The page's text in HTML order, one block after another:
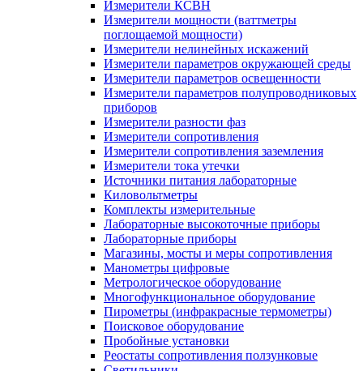
Измерители КСВН
Измерители мощности (ваттметры
поглощаемой мощности)
Измерители нелинейных искажений
Измерители параметров окружающей среды
Измерители параметров освещенности
Измерители параметров полупроводниковых
приборов
Измерители разности фаз
Измерители сопротивления
Измерители сопротивления заземления
Измерители тока утечки
Источники питания лабораторные
Киловольтметры
Комплекты измерительные
Лабораторные высокоточные приборы
Лабораторные приборы
Магазины, мосты и меры сопротивления
Манометры цифровые
Метрологическое оборудование
Многофункциональное оборудование
Пирометры (инфракрасные термометры)
Поисковое оборудование
Пробойные установки
Реостаты сопротивления ползунковые